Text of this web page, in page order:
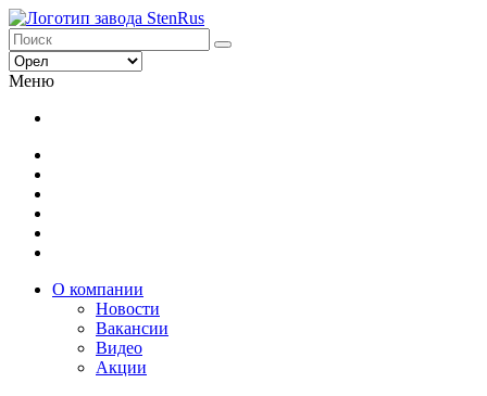
Меню
О компании
Новости
Вакансии
Видео
Акции